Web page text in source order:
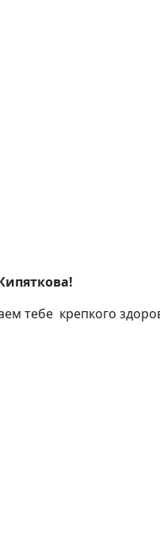
тебе крепкого